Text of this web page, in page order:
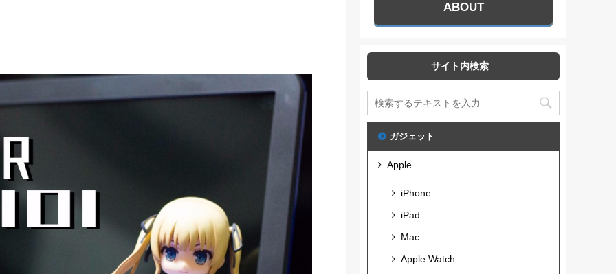
ABOUT
サイト内検索
ガジェット
Apple
iPhone
iPad
Mac
Apple Watch